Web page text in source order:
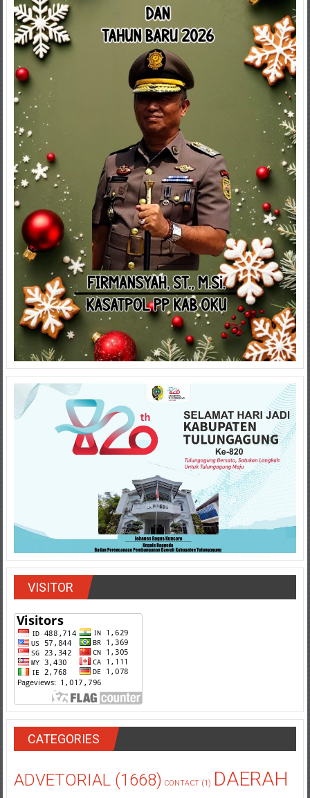
VISITOR
CATEGORIES
ADVETORIAL(1668) CONTACT(1) DAERAH